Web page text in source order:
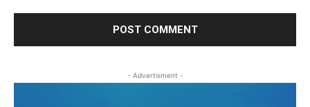
- Advertisment -